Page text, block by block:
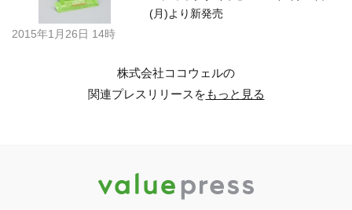
(月)より新発売
2015年1月26日 14時
株式会社ココウェルの
関連プレスリリースをもっと見る